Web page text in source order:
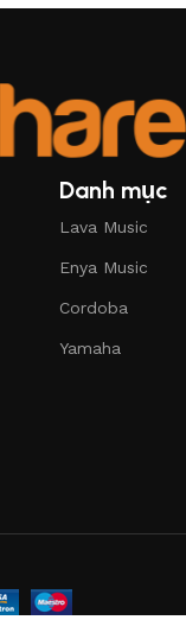
Danh mục
Lava Music
Enya Music
Cordoba
Yamaha